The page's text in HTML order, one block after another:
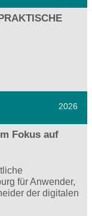
2026
Fokus auf
für Anwender,
der digitalen